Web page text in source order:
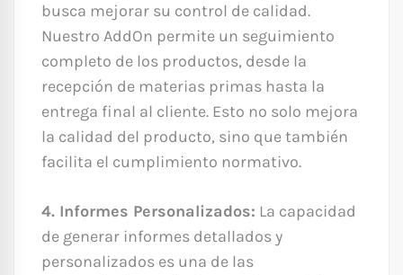
busca mejorar su control de calidad.
Nuestro AddOn permite un seguimiento
completo de los productos, desde la
recepción de materias primas hasta la
entrega final al cliente. Esto no solo mejora
la calidad del producto, sino que también
facilita el cumplimiento normativo.
4. Informes Personalizados: La capacidad
de generar informes detallados y
personalizados es una de las